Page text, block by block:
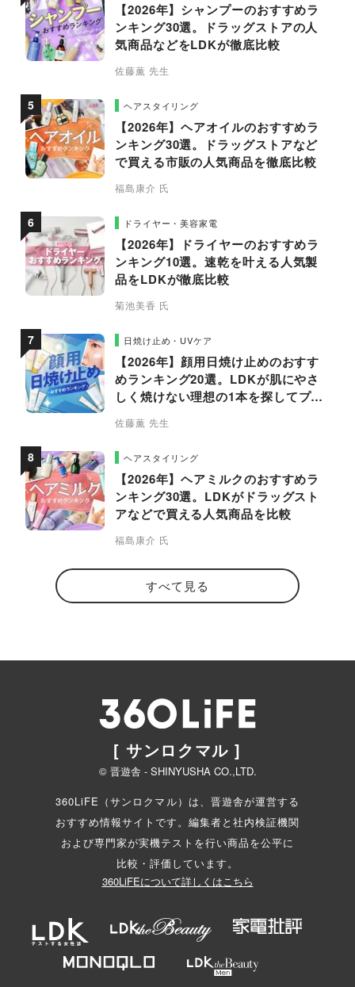
【2026年】シャンプーのおすすめラ
ンキング30選。ドラッグストアの人
気商品などをLDKが徹底比較
佐藤薫 先生
ヘアスタイリング
【2026年】ヘアオイルのおすすめラ
ンキング30選。ドラッグストアなど
で買える市販の人気商品を徹底比較
福島康介 氏
ドライヤー・美容家電
【2026年】ドライヤーのおすすめラ
ンキング10選。速乾を叶える人気製
品をLDKが徹底比較
菊池美香 氏
日焼け止め・UVケア
【2026年】顔用日焼け止めのおすす
めランキング20選。LDKが肌にやさ
しく焼けない理想の1本を探してプロ
佐藤薫 先生
ヘアスタイリング
【2026年】ヘアミルクのおすすめラ
ンキング30選。LDKがドラッグスト
アなどで買える人気商品を比較
福島康介 氏
すべて見る
[ サンロクマル ]
© 晋遊舎 - SHINYUSHA CO.,LTD.
360LiFE（サンロクマル）は、晋遊舎が運営する
おすすめ情報サイトです。編集者と社内検証機関
および専門家が実機テストを行い商品を公平に
比較・評価しています。
360LiFEについて詳しくはこちら